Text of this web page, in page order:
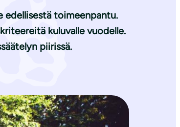
edellisestä toimeenpantu.
kuluvalle vuodelle.
piirissä.